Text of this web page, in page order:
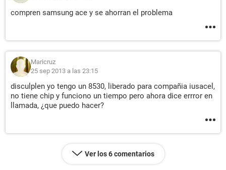
compren samsung ace y se ahorran el problema
Maricruz
25 sep 2013 a las 23:15
disculplen yo tengo un 8530, liberado para compañia iusacel,
no tiene chip y funciono un tiempo pero ahora dice errror en
llamada, ¿que puedo hacer?
Ver los 6 comentarios